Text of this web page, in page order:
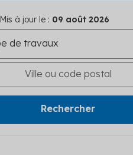
Mis à jour le : 09 août 2026